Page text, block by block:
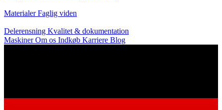
MaterialerFaglig viden
Delerensning Kvalitet & dokumentation
MaskinerOm os Indkøb Karriere Blog